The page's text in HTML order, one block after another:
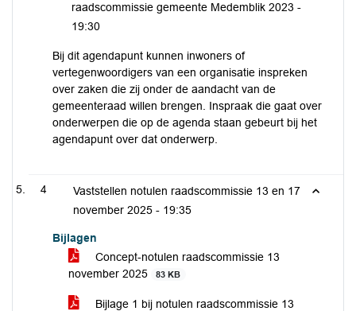
raadscommissie gemeente Medemblik 2023 -
19:30
Bij dit agendapunt kunnen inwoners of
vertegenwoordigers van een organisatie inspreken
over zaken die zij onder de aandacht van de
gemeenteraad willen brengen. Inspraak die gaat over
onderwerpen die op de agenda staan gebeurt bij het
agendapunt over dat onderwerp.
4
Vaststellen notulen raadscommissie 13 en 17
november 2025 - 19:35
Bijlagen
Concept-notulen raadscommissie 13
november 2025
83 KB
Bijlage 1 bij notulen raadscommissie 13